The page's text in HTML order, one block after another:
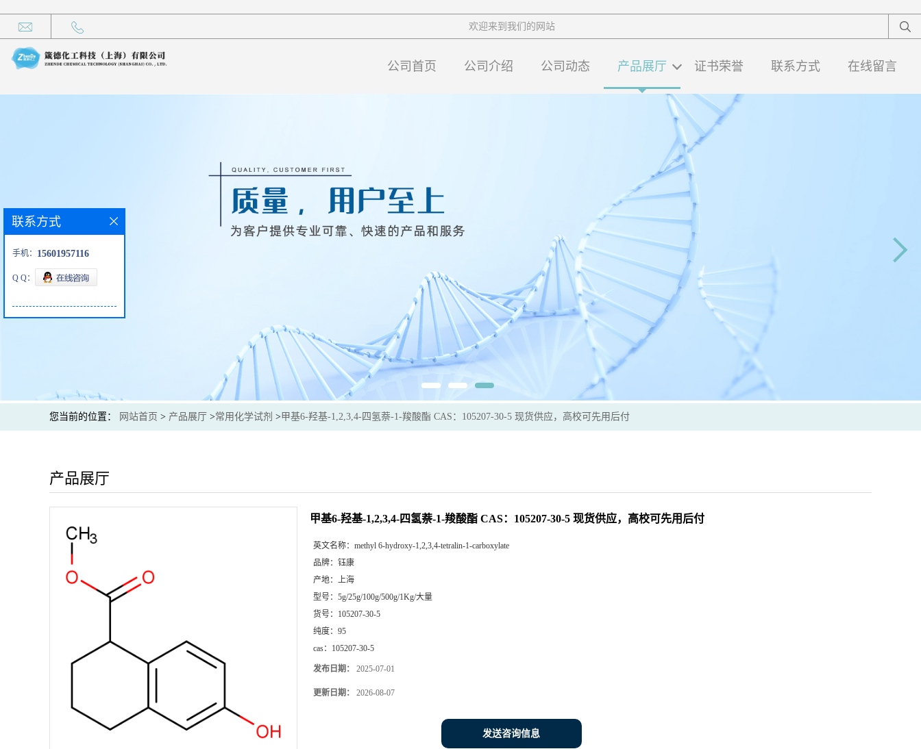
欢迎来到我们的网站
公司首页 公司介绍 公司动态 产品展厅 证书荣誉 联系方式 在线留言
您当前的位置： 网站首页 > 产品展厅 >常用化学试剂 >甲基6-羟基-1,2,3,4-四氢萘-1-羧酸酯 CAS：105207-30-5 现货供应，高校可先用后付
产品展厅
甲基6-羟基-1,2,3,4-四氢萘-1-羧酸酯 CAS：105207-30-5 现货供应，高校可先用后付
英文名称： methyl 6-hydroxy-1,2,3,4-tetralin-1-carboxylate
品牌： 钰康
产地： 上海
型号： 5g/25g/100g/500g/1Kg/大量
货号： 105207-30-5
纯度： 95
cas： 105207-30-5
发布日期： 2025-07-01
更新日期： 2026-08-07
发送咨询信息
联系方式
手机： 15601957116
Q Q：